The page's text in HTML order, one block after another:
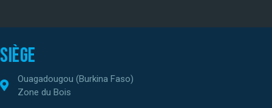
Siège
Ouagadougou (Burkina Faso)
Zone du Bois